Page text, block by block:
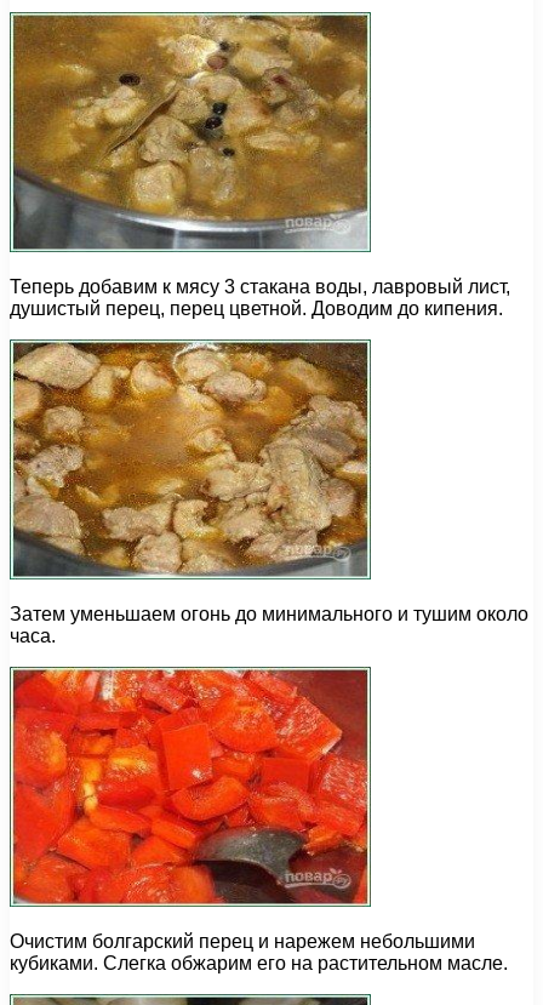
Теперь добавим к мясу 3 стакана воды, лавровый лист,
душистый перец, перец цветной. Доводим до кипения.
Затем уменьшаем огонь до минимального и тушим около
часа.
Очистим болгарский перец и нарежем небольшими
кубиками. Слегка обжарим его на растительном масле.